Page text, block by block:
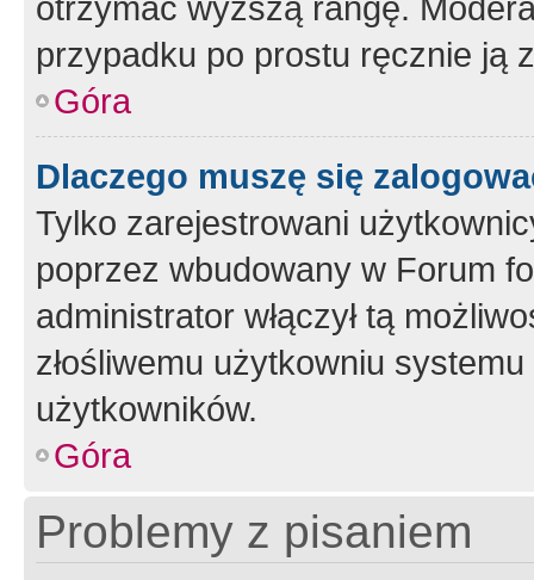
przypadku po prostu ręcznie ją
Góra
Dlaczego muszę się
Tylko zarejestrowani
poprzez wbudowany w Forum
administrator włączył tą
złośliwemu użytkowniu
użytkowników.
Góra
Problemy z pisaniem